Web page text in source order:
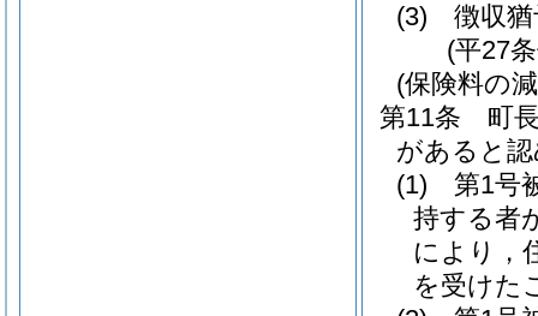
(3)
徴収
(平27
(保険料の
第11条
町
があると
(1)
第1号
持する者
により，
を受けた